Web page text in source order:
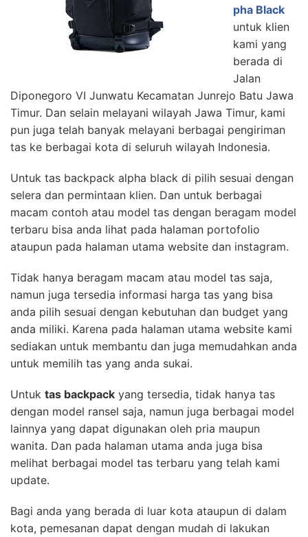
pha Black
untuk klien
kami yang
berada di
Jalan
Diponegoro VI Junwatu Kecamatan Junrejo Batu Jawa
Timur. Dan selain melayani wilayah Jawa Timur, kami
pun juga telah banyak melayani berbagai pengiriman
tas ke berbagai kota di seluruh wilayah Indonesia.
Untuk tas backpack alpha black di pilih sesuai dengan
selera dan permintaan klien. Dan untuk berbagai
macam contoh atau model tas dengan beragam model
terbaru bisa anda lihat pada halaman portofolio
ataupun pada halaman utama website dan instagram.
Tidak hanya beragam macam atau model tas saja,
namun juga tersedia informasi harga tas yang bisa
anda pilih sesuai dengan kebutuhan dan budget yang
anda miliki. Karena pada halaman utama website kami
sediakan untuk membantu dan juga memudahkan anda
untuk memilih tas yang anda sukai.
Untuk tas backpack yang tersedia, tidak hanya tas
dengan model ransel saja, namun juga berbagai model
lainnya yang dapat digunakan oleh pria maupun
wanita. Dan pada halaman utama anda juga bisa
melihat berbagai model tas terbaru yang telah kami
update.
Bagi anda yang berada di luar kota ataupun di dalam
kota, pemesanan dapat dengan mudah di lakukan